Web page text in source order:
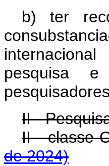
b) ter
pesquisa
II -
II -
de 2024)